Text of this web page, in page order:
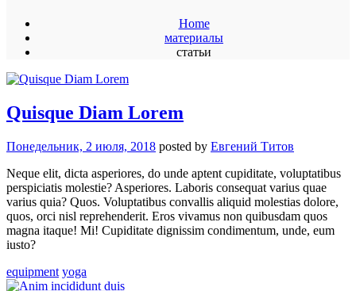
Home
материалы
статьи
Quisque Diam Lorem
Понедельник, 2 июля, 2018 posted by Евгений Титов
Neque elit, dicta asperiores, do unde aptent cupiditate, voluptatibus
perspiciatis molestie? Asperiores. Laboris consequat varius quae
varius quia? Quos. Voluptatibus convallis aliquid molestias dolore,
quos, orci nisl reprehenderit. Eros vivamus non quibusdam quos
magna itaque! Mi! Cupiditate dignissim condimentum, unde, eum
iusto?
equipment yoga